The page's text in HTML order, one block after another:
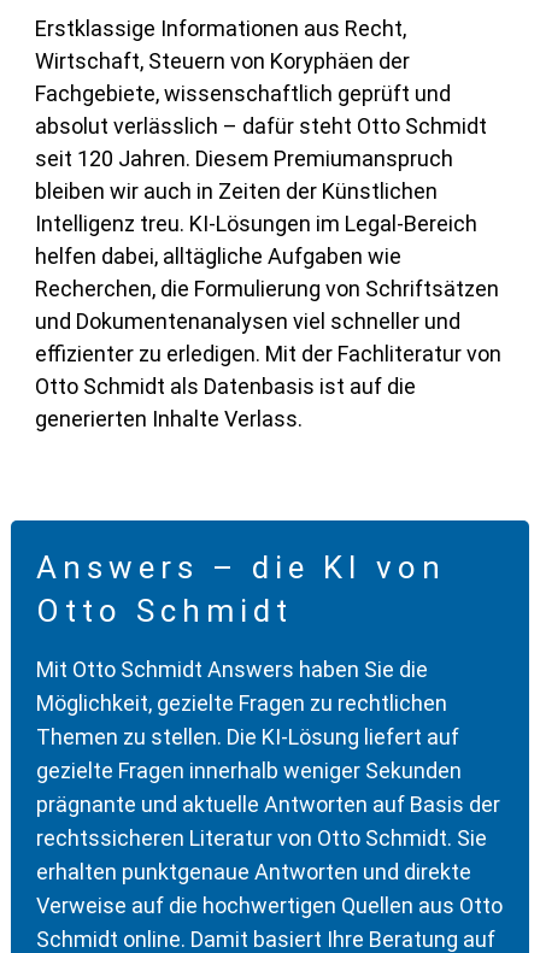
Erstklassige Informationen aus Recht,
Wirtschaft, Steuern von Koryphäen der
Fachgebiete, wissenschaftlich geprüft und
absolut verlässlich – dafür steht Otto Schmidt
seit 120 Jahren. Diesem Premiumanspruch
bleiben wir auch in Zeiten der Künstlichen
Intelligenz treu. KI-Lösungen im Legal-Bereich
helfen dabei, alltägliche Aufgaben wie
Recherchen, die Formulierung von Schriftsätzen
und Dokumentenanalysen viel schneller und
effizienter zu erledigen. Mit der Fachliteratur von
Otto Schmidt als Datenbasis ist auf die
generierten Inhalte Verlass.
Answers – d ie KI von
Otto Schmidt
Mit Otto Schmidt Answers haben Sie die
Möglichkeit, gezielte Fragen zu rechtlichen
Themen zu stellen. Die KI-Lösung liefert auf
gezielte Fragen innerhalb weniger Sekunden
prägnante und aktuelle Antworten auf Basis der
rechtssicheren Literatur von Otto Schmidt. Sie
erhalten punktgenaue Antworten und direkte
Verweise auf die hochwertigen Quellen aus Otto
Schmidt online. Damit basiert Ihre Beratung auf